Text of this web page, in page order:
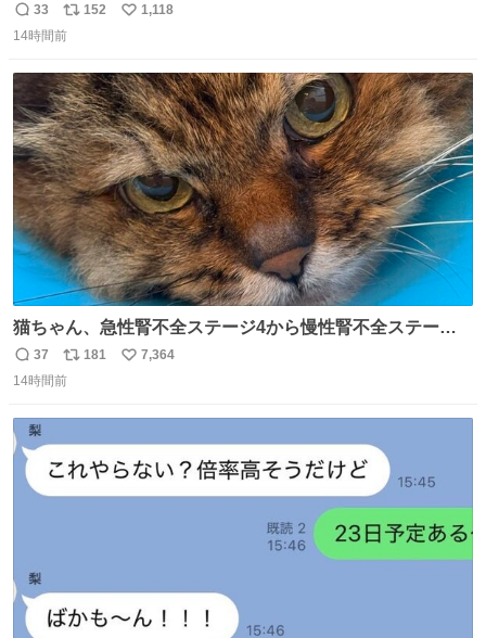
返
信
33
リ
ポ
ト
数
152
い
数
1,118
14時間前
猫ちゃん、急性腎不全ステージ4から慢性腎不全ステージ2
になりました😭点滴も週一で大丈夫になった… このままだ
と2、3日持たないって言われたのが嘘みたい…本当に嬉し
道泣きながら歩いてたら向こうから来た人にすごい顔され
た🫠
返
信
37
リ
ポ
数
181
い
7,364
14時間前